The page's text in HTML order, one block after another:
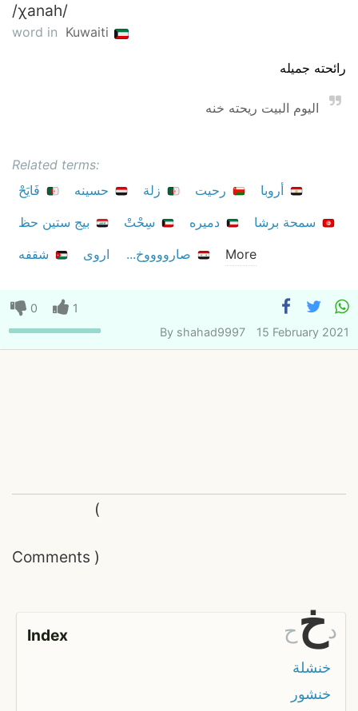
/χanah/
word in Kuwaiti
رائحته جميله
اليوم البيت ريحته خنه
Related terms:
فَايَحْ
حسينه زلة رحيت
أروبا
بيج ستين حظ
سِحْتْ دميره
سمحة برشا
شقفه
اروى صارووووخ... More
0
1
By shahad9997 15 February 2021
Comments
(
)
Index ح خد
خنشلة
خنشور